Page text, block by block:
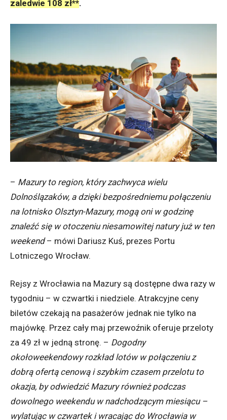
zaledwie 108 zł**.
– Mazury to region, który zachwyca wielu
Dolnoślązaków, a dzięki bezpośredniemu połączeniu
na lotnisko Olsztyn-Mazury, mogą oni w godzinę
znaleźć się w otoczeniu niesamowitej natury już w ten
weekend– mówi Dariusz Kuś, prezes Portu
Lotniczego Wrocław.
Rejsy z Wrocławia na Mazury są dostępne dwa razy w
tygodniu – w czwartki i niedziele. Atrakcyjne ceny
biletów czekają na pasażerów jednak nie tylko na
majówkę. Przez cały maj przewoźnik oferuje przeloty
za 49 zł w jedną stronę. – Dogodny
okołoweekendowy rozkład lotów w połączeniu z
dobrą ofertą cenową i szybkim czasem przelotu to
okazja, by odwiedzić Mazury również podczas
dowolnego weekendu w nadchodzącym miesiącu –
wylatując w czwartek i wracając do Wrocławia w